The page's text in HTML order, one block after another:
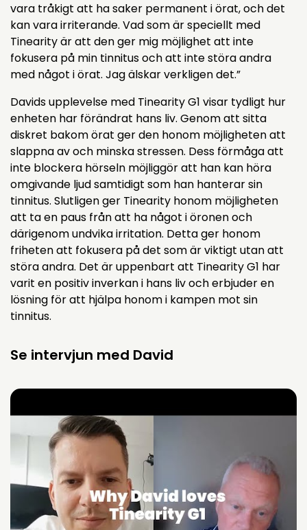
vara tråkigt att ha saker permanent i örat, och det
kan vara irriterande. Vad som är speciellt med
Tinearity är att den ger mig möjlighet att inte
fokusera på min tinnitus och att inte störa andra
med något i örat. Jag älskar verkligen det.”
Davids upplevelse med Tinearity G1 visar tydligt hur
enheten har förändrat hans liv. Genom att sitta
diskret bakom örat ger den honom möjligheten att
slappna av och minska stressen. Dess förmåga att
inte blockera hörseln möjliggör att han kan höra
omgivande ljud samtidigt som han hanterar sin
tinnitus. Slutligen ger Tinearity honom möjligheten
att ta en paus från att ha något i öronen och
därigenom undvika irritation. Detta ger honom
friheten att fokusera på det som är viktigt utan att
störa andra. Det är uppenbart att Tinearity G1 har
varit en positiv inverkan i hans liv och erbjuder en
lösning för att hjälpa honom i kampen mot sin
tinnitus.
Se intervjun med David